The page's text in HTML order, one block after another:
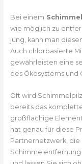
Bei einem
wie möglich zu
jung, kann man
Auch chlorbasierte
gewährleisten eine
des Ökosystems und
Oft wird
bereits das
großflächige
hat genau für diese
Partnernetzwerk, die
Schimmelentfernung